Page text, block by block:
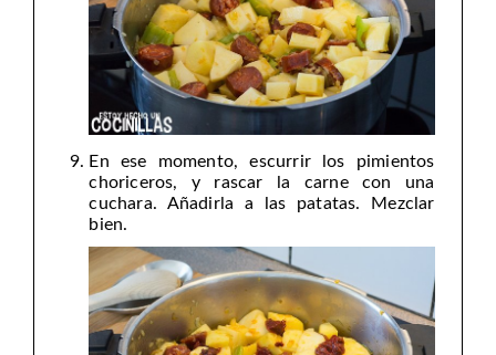
En ese momento, escurrir los pimientos
choriceros, y rascar la carne con una
cuchara. Añadirla a las patatas. Mezclar
bien.